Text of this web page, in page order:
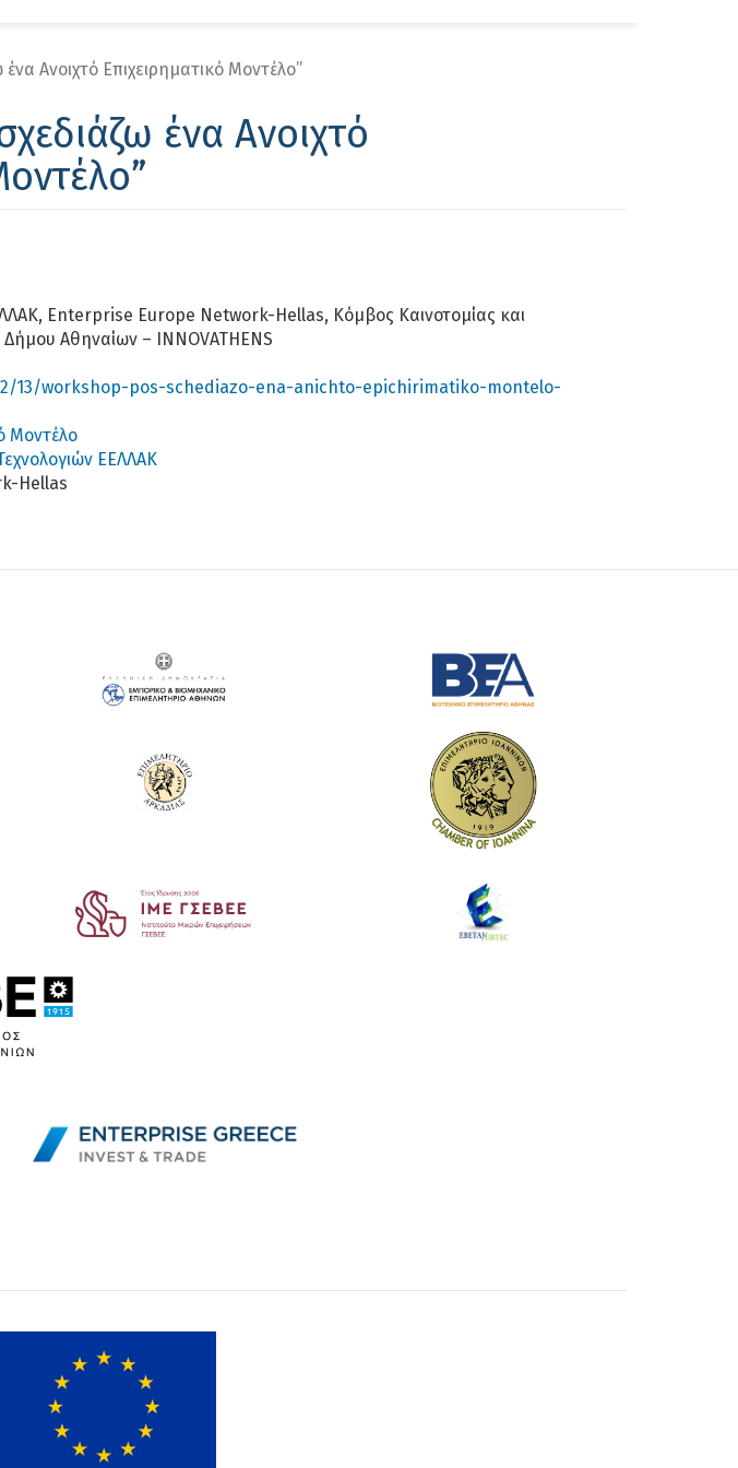
Ανοιχτό Επιχειρηματικό Μοντέλο”
ένα Ανοιχτό
Enterprise Europe Network-Hellas, Κόμβος Καινοτομίας και
Δήμου Αθηναίων – INNOVATHENS
13/workshop-pos-schediazo-ena-anichto-epichirimatiko-montelo-
Μοντέλο
ΕΕΛΛΑΚ
Hellas